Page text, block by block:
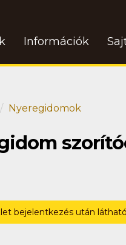
Információk
Nyeregidomok
bejelentkezés után